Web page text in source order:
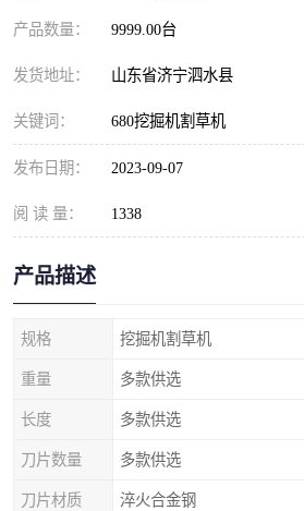
产品数量： 9999.00台
发货地址： 山东省济宁泗水县
关键词： 680挖掘机割草机
发布日期： 2023-09-07
阅 读 量： 1338
产品描述
规格 挖掘机割草机
重量 多款供选
长度 多款供选
刀片数量 多款供选
刀片材质 淬火合金钢
挖掘机破碎斗